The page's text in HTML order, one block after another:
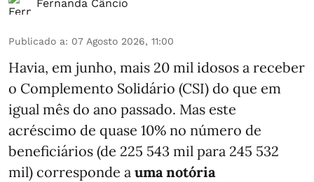
Fernanda Câncio
Publicado a: 07 Agosto 2026, 11:00
Havia, em junho, mais 20 mil idosos a receber
o Complemento Solidário (CSI) do que em
igual mês do ano passado. Mas este
acréscimo de quase 10% no número de
beneficiários (de 225 543 mil para 245 532
mil) corresponde a uma notória